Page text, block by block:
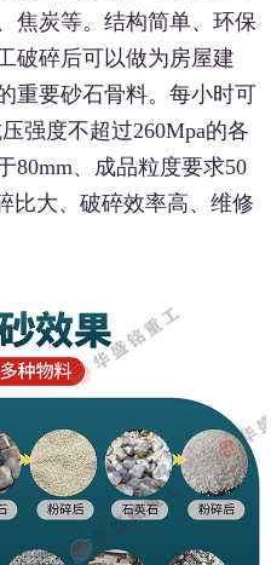
焦炭等。结构简单、环保
破碎后可以做为房屋建
重要砂石骨料。每小时可
强度不超过260Mpa的各
80mm、成品粒度要求50
比大、破碎效率高、维修